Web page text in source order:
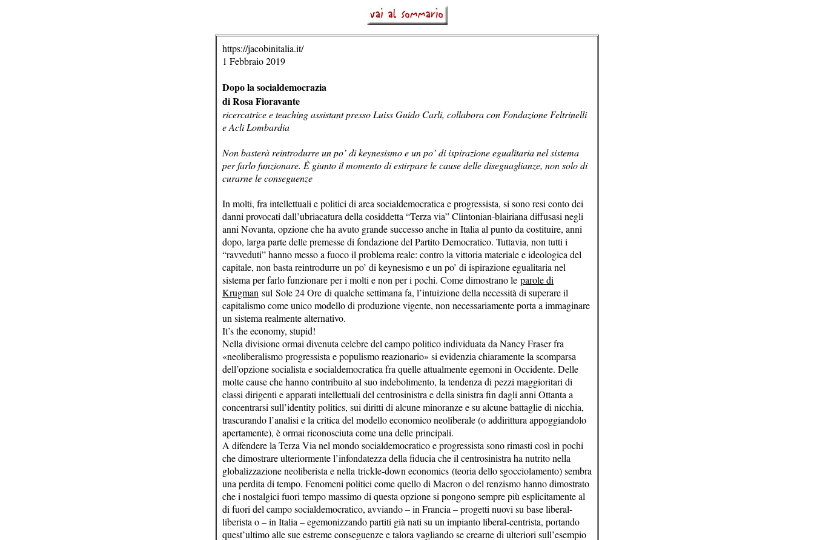
https://jacobinitalia.it/
1 Febbraio 2019
Dopo la socialdemocrazia
di Rosa Fioravante
ricercatrice e teaching assistant presso Luiss Guido Carli, collabora con Fondazione Feltrinelli
e Acli Lombardia
Non basterà reintrodurre un po’ di keynesismo e un po’ di ispirazione egualitaria nel sistema
per farlo funzionare. È giunto il momento di estirpare le cause delle diseguaglianze, non solo di
curarne le conseguenze
In molti, fra intellettuali e politici di area socialdemocratica e progressista, si sono resi conto dei
danni provocati dall’ubriacatura della cosiddetta “Terza via” Clintonian-blairiana diffusasi negli
anni Novanta, opzione che ha avuto grande successo anche in Italia al punto da costituire, anni
dopo, larga parte delle premesse di fondazione del Partito Democratico. Tuttavia, non tutti i
“ravveduti” hanno messo a fuoco il problema reale: contro la vittoria materiale e ideologica del
capitale, non basta reintrodurre un po’ di keynesismo e un po’ di ispirazione egualitaria nel
sistema per farlo funzionare per i molti e non per i pochi. Come dimostrano le parole di
Krugman sul Sole 24 Ore di qualche settimana fa, l’intuizione della necessità di superare il
capitalismo come unico modello di produzione vigente, non necessariamente porta a immaginare
un sistema realmente alternativo.
It’s the economy, stupid!
Nella divisione ormai divenuta celebre del campo politico individuata da Nancy Fraser fra
«neoliberalismo progressista e populismo reazionario» si evidenzia chiaramente la scomparsa
dell’opzione socialista e socialdemocratica fra quelle attualmente egemoni in Occidente. Delle
molte cause che hanno contribuito al suo indebolimento, la tendenza di pezzi maggioritari di
classi dirigenti e apparati intellettuali del centrosinistra e della sinistra fin dagli anni Ottanta a
concentrarsi sull’identity politics, sui diritti di alcune minoranze e su alcune battaglie di nicchia,
trascurando l’analisi e la critica del modello economico neoliberale (o addirittura appoggiandolo
apertamente), è ormai riconosciuta come una delle principali.
A difendere la Terza Via nel mondo socialdemocratico e progressista sono rimasti così in pochi
che dimostrare ulteriormente l’infondatezza della fiducia che il centrosinistra ha nutrito nella
globalizzazione neoliberista e nella trickle-down economics (teoria dello sgocciolamento) sembra
una perdita di tempo. Fenomeni politici come quello di Macron o del renzismo hanno dimostrato
che i nostalgici fuori tempo massimo di questa opzione si pongono sempre più esplicitamente al
di fuori del campo socialdemocratico, avviando – in Francia – progetti nuovi su base liberal-
liberista o – in Italia – egemonizzando partiti già nati su un impianto liberal-centrista, portando
quest’ultimo alle sue estreme conseguenze e talora vagliando se crearne di ulteriori sull’esempio